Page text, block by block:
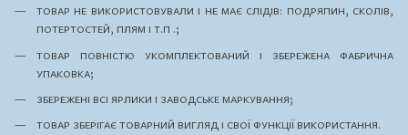
товар не використовували і не має слідів: подряпин, сколів,
потертостей, плям і т.п .;
товар повністю укомплектований і збережена фабрична
упаковка;
збережені всі ярлики і заводське маркування;
товар зберігає товарний вигляд і свої функції використання.